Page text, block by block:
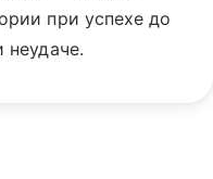
при успехе до
неудаче.